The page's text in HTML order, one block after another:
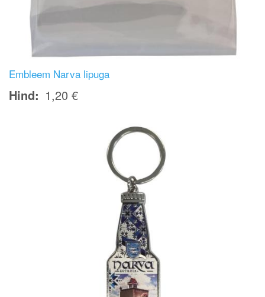
Embleem Narva lipuga
Hind 1,20 €